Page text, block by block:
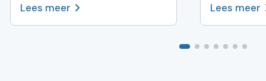
Lees meer Lees meer